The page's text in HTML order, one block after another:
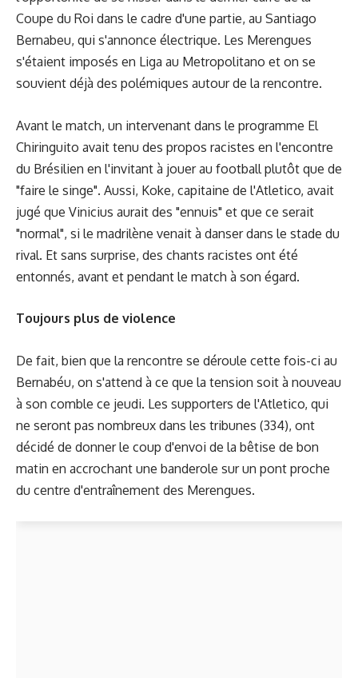
Coupe du Roi dans le cadre d'une partie, au Santiago
Bernabeu, qui s'annonce électrique. Les Merengues
s'étaient imposés en Liga au Metropolitano et on se
souvient déjà des polémiques autour de la rencontre.
Avant le match, un intervenant dans le programme El
Chiringuito avait tenu des propos racistes en l'encontre
du Brésilien en l'invitant à jouer au football plutôt que de
"faire le singe". Aussi, Koke, capitaine de l'Atletico, avait
jugé que Vinicius aurait des "ennuis" et que ce serait
"normal", si le madrilène venait à danser dans le stade du
rival. Et sans surprise, des chants racistes ont été
entonnés, avant et pendant le match à son égard.
Toujours plus de violence
De fait, bien que la rencontre se déroule cette fois-ci au
Bernabéu, on s'attend à ce que la tension soit à nouveau
à son comble ce jeudi. Les supporters de l'Atletico, qui
ne seront pas nombreux dans les tribunes (334), ont
décidé de donner le coup d'envoi de la bêtise de bon
matin en accrochant une banderole sur un pont proche
du centre d'entraînement des Merengues.